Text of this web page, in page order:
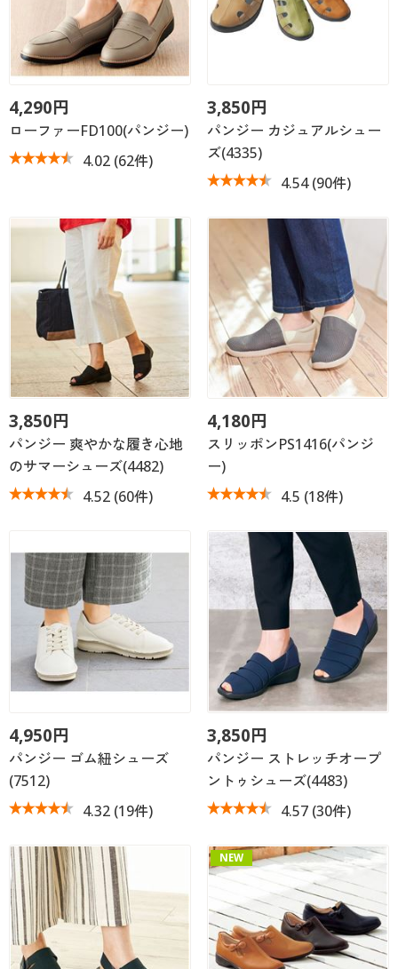
4,290円
ローファーFD100(パンジー)
4.02 (62件)
3,850円
パンジー カジュアルシュー
ズ(4335)
4.54(90件)
3,850円
パンジー 爽やかな履き心地
のサマーシューズ(4482)
4.52 (60件)
4,180円
スリッポンPS1416(パンジ
ー)
4.5 (18件)
4,950円
パンジー ゴム紐シューズ
(7512)
4.32 (19件)
3,850円
パンジー ストレッチオープ
ントゥシューズ(4483)
4.57(30件)
NEW